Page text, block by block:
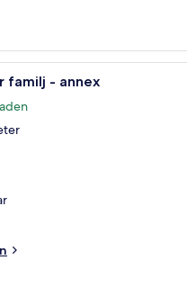
En snyggt
familj - annex